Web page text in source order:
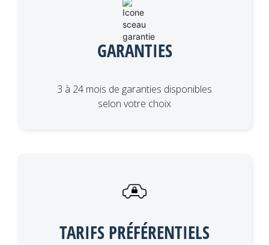
GARANTIES
3 à 24 mois de garanties disponibles
selon votre choix
TARIFS PRÉFÉRENTIELS